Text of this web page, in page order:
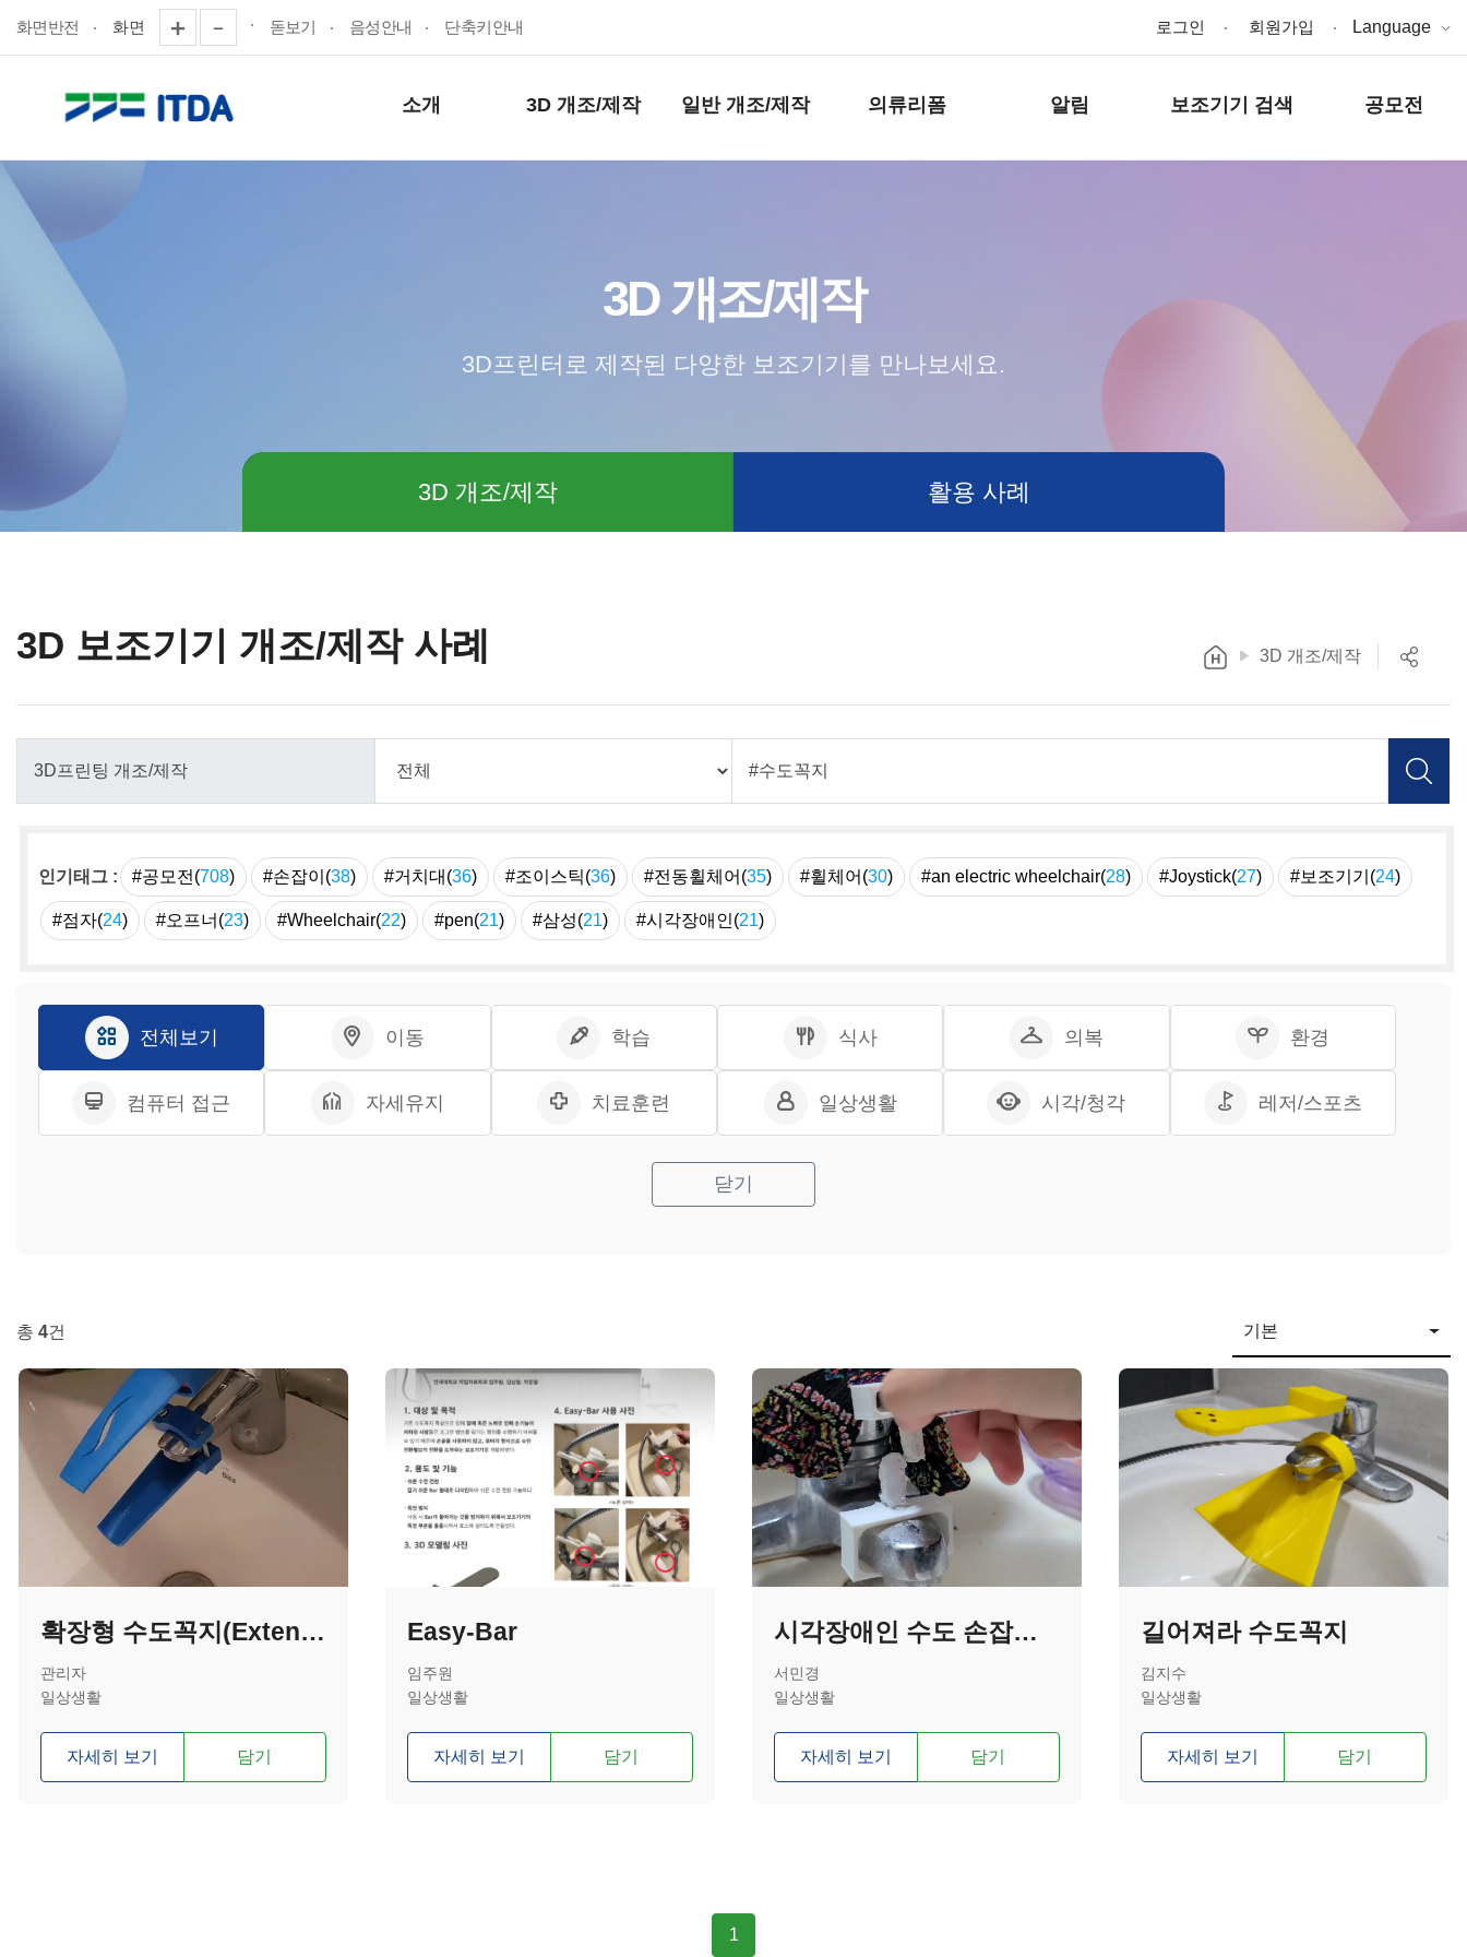
화면반전 화면 돋보기 음성안내 단축키안내 로그인 회원가입 Language
소개 3D 개조/제작 일반 개조/제작 의류리폼 알림 보조기기 검색 공모전
3D 개조/제작
3D프린터로 제작된 다양한 보조기기를 만나보세요.
3D 개조/제작 활용 사례
3D 보조기기 개조/제작 사례 3D 개조/제작
인기태그 : #공모전(708) #손잡이(38) #거치대(36) #조이스틱(36) #전동휠체어(35) #휠체어(30) #an electric wheelchair(28) #Joystick(27) #보조기기(24)
#점자(24) #오프너(23) #Wheelchair(22) #pen(21) #삼성(21) #시각장애인(21)
전체보기 이동 학습 식사 의복 환경
컴퓨터 접근 자세유지 치료훈련 일상생활 시각/청각 레저/스포츠
닫기
총 4건 기본
확장형 수도꼭지(Extension Faucet)
관리자
일상생활
자세히 보기 담기
Easy-Bar
임주원
일상생활
자세히 보기 담기
시각장애인 수도 손잡이 중심 표시 보조기기
서민경
일상생활
자세히 보기 담기
길어져라 수도꼭지
김지수
일상생활
자세히 보기 담기
1